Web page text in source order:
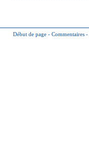
Début de page - Commentaires -